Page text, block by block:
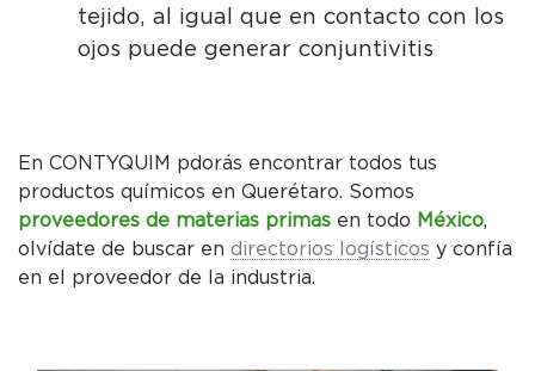
tejido, al igual que en contacto con los
ojos puede generar conjuntivitis
En CONTYQUIM pdorás encontrar todos tus
productos químicos en Querétaro. Somos
proveedores de materias primas en todo México,
olvídate de buscar en directorios logísticos y confía
en el proveedor de la industria.